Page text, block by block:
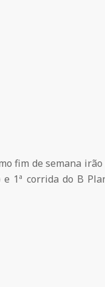
fim de semana
1ª corrida do B